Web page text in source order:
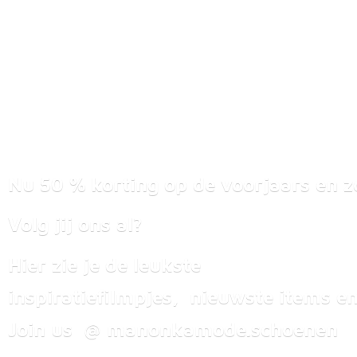
Nu 50 % korting op de voorjaars en
Volg jij ons al?
Hier zie je de leukste
inspiratiefilmpjes, nieuwste items
Join us @ manonkamode.schoenen